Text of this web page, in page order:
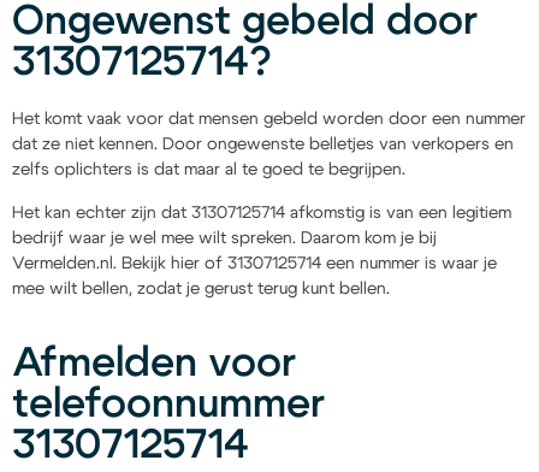
Ongewenst gebeld door
31307125714?
Het komt vaak voor dat mensen gebeld worden door een nummer
dat ze niet kennen. Door ongewenste belletjes van verkopers en
zelfs oplichters is dat maar al te goed te begrijpen.
Het kan echter zijn dat 31307125714 afkomstig is van een legitiem
bedrijf waar je wel mee wilt spreken. Daarom kom je bij
Vermelden.nl. Bekijk hier of 31307125714 een nummer is waar je
mee wilt bellen, zodat je gerust terug kunt bellen.
Afmelden voor
telefoonnummer
31307125714